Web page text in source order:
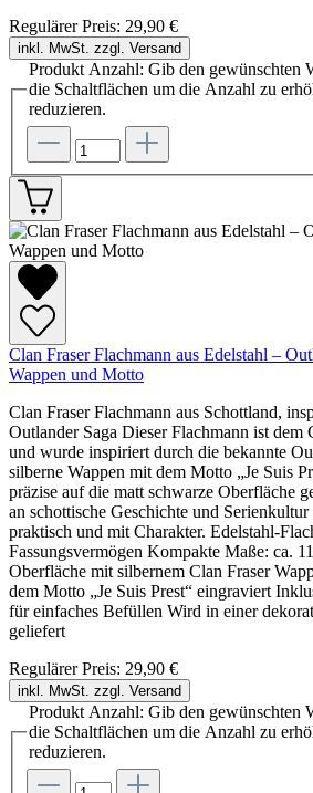
Regulärer Preis: 29,90 €
inkl. MwSt. zzgl. Versand
Produkt Anzahl: Gib den gewünschten
die Schaltflächen um die Anzahl zu
reduzieren.
Clan Fraser Flachmann aus Edelstahl –
Wappen und Motto
Clan Fraser Flachmann aus Schottland,
Outlander Saga Dieser Flachmann ist dem
und wurde inspiriert durch die bekannte
silberne Wappen mit dem Motto „Je Suis
präzise auf die matt schwarze Oberfläche
an schottische Geschichte und
praktisch und mit Charakter. Edelstahl-
Fassungsvermögen Kompakte Maße: ca.
Oberfläche mit silbernem Clan Fraser
dem Motto „Je Suis Prest“ eingraviert
für einfaches Befüllen Wird in einer
geliefert
Regulärer Preis: 29,90 €
inkl. MwSt. zzgl. Versand
Produkt Anzahl: Gib den gewünschten
die Schaltflächen um die Anzahl zu
reduzieren.